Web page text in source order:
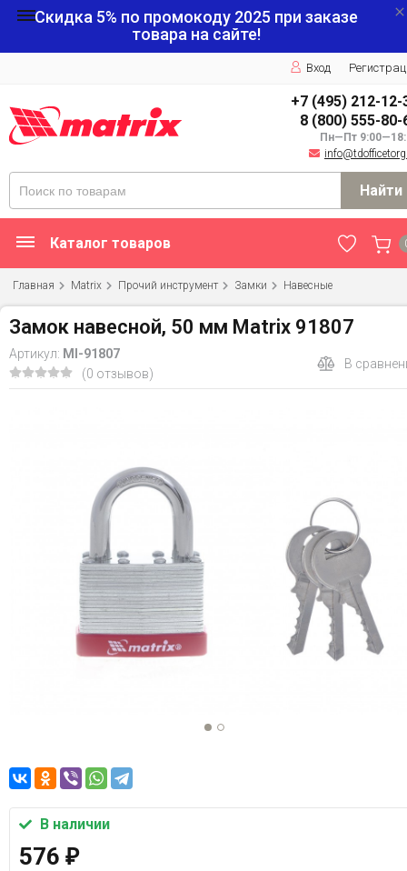
Скидка 5% по промокоду 2025 при заказе
товара на сайте!
Вход
+7 (495) 212-12-
8 (800) 555-80-
Пн—Пт
Найти
Каталог товаров
Главная Matrix Прочий инструмент Замки Навесные
Замок навесной, 50 мм Matrix 91807
Артикул: MI-91807
(0 отзывов)
В
В наличии
576 ₽